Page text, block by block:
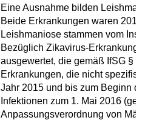
Eine Ausnahme bilden
Beide Erkrankungen waren
Leishmaniose stammen vom
Bezüglich Zikavirus-
ausgewertet, die gemäß IfSG §
Erkrankungen, die nicht
Jahr 2015 und bis zum Beginn
Infektionen zum 1. Mai 2016
Anpassungsverordnung von